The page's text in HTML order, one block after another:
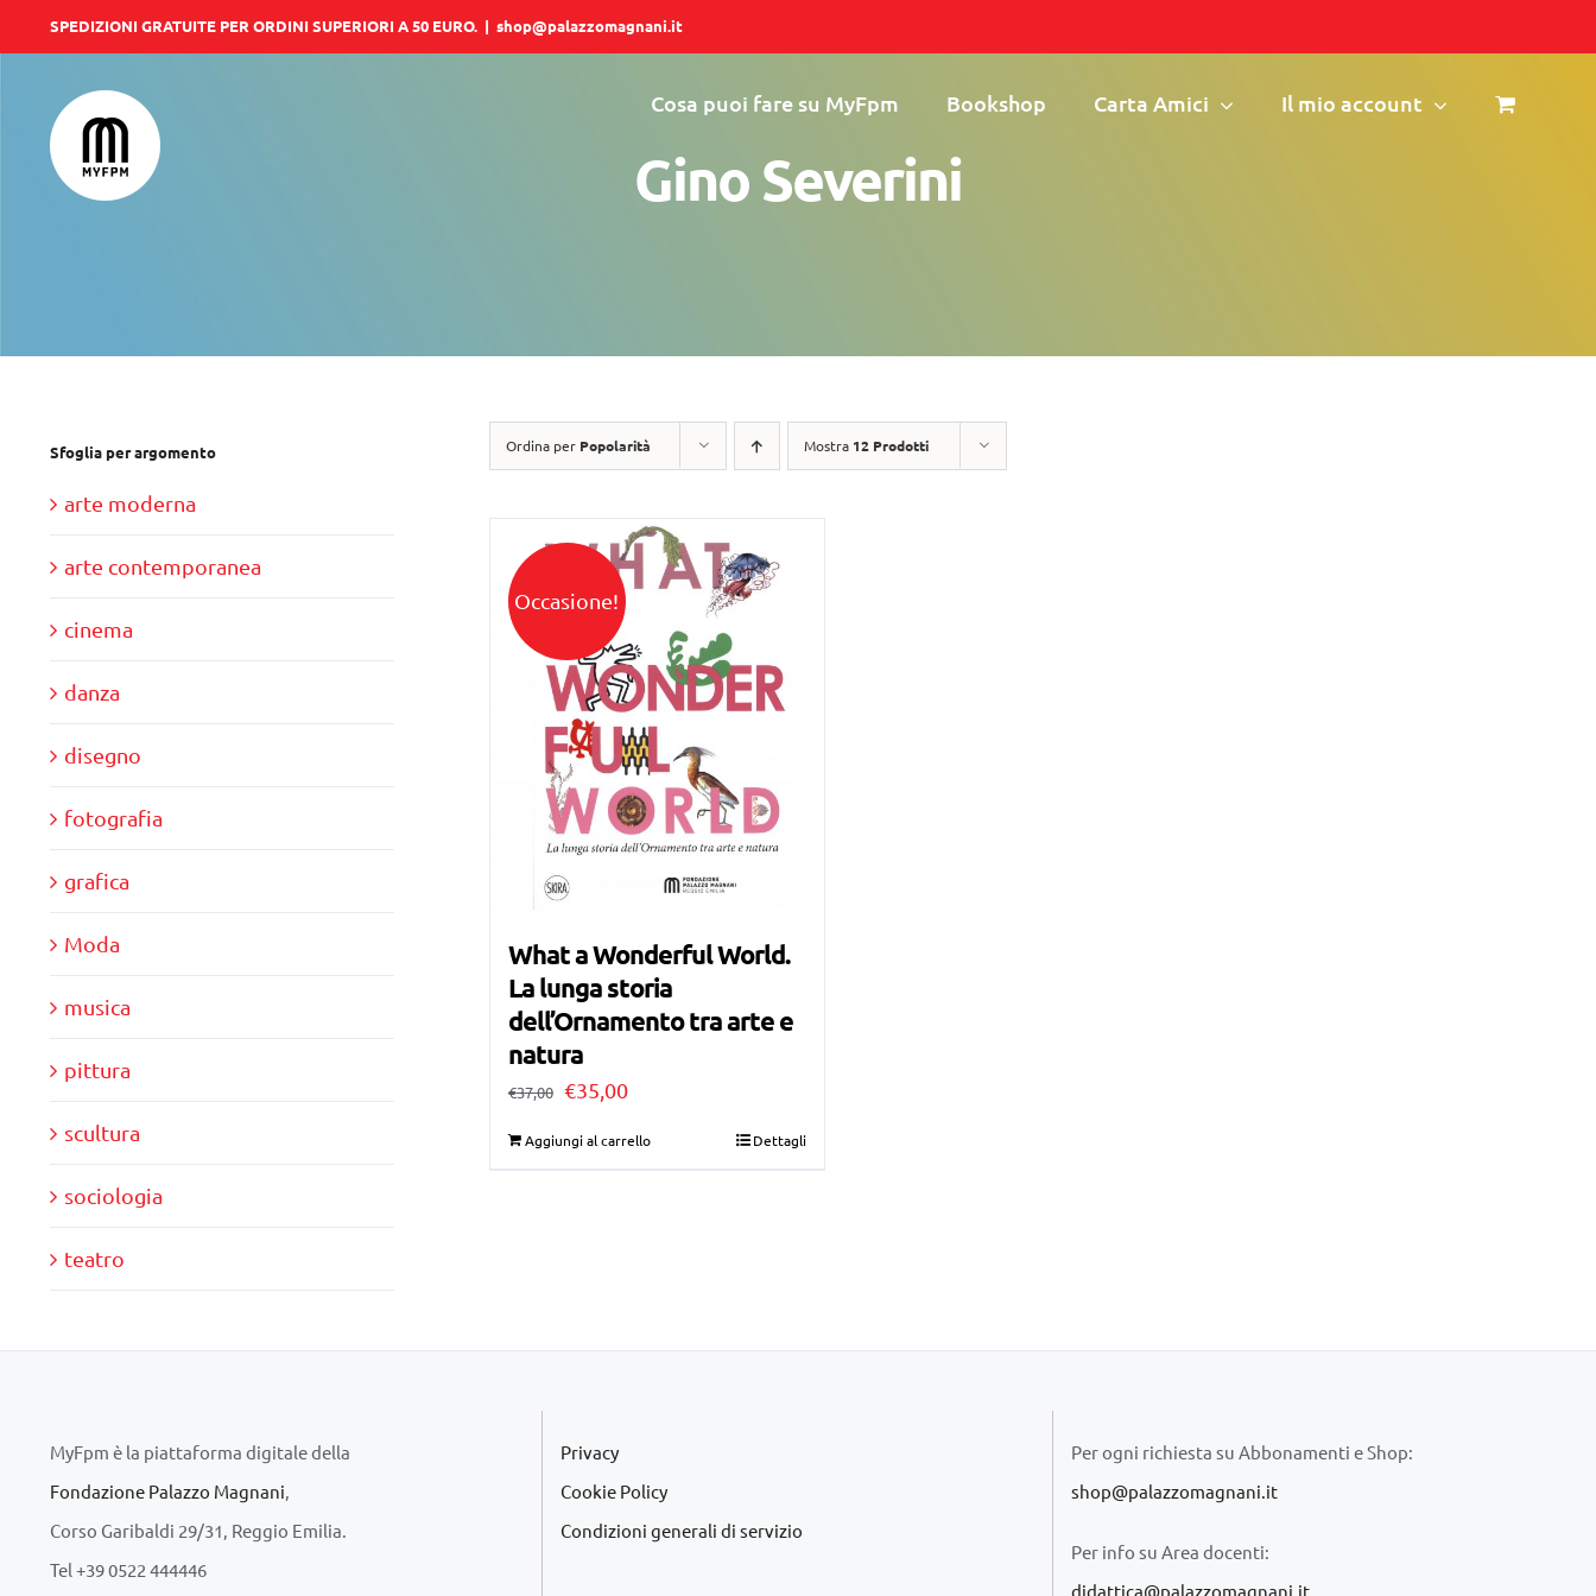
al
contenuto
SPEDIZIONI GRATUITE PER ORDINI SUPERIORI A 50 EURO. | shop@palazzomagnani.it
Cosa puoi fare su MyFpm Bookshop Carta Amici Il mio account
Gino Severini
Ordina per Popolarità Mostra 12 Prodotti
Occasione!
What a Wonderful World.
La lunga storia
dell’Ornamento tra arte e
natura
€37,00 Il
€35,00Il
Aggiungi al carrello Dettagli
Sfoglia per argomento
arte moderna
arte contemporanea
cinema
danza
disegno
fotografia
grafica
Moda
musica
pittura
scultura
sociologia
teatro
MyFpm è la piattaforma digitale della
Fondazione Palazzo Magnani
Corso Garibaldi 29/31, Reggio Emilia.
Tel +39 0522 444446
Privacy
Cookie Policy
Condizioni generali di servizio
Per ogni richiesta su Abbonamenti e Shop:
shop@palazzomagnani.it
Per info su Area docenti:
didattica@palazzomagnani.it